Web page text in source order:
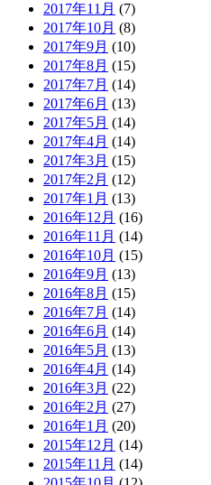
2017年11月 (7)
2017年10月 (8)
2017年9月 (10)
2017年8月 (15)
2017年7月 (14)
2017年6月 (13)
2017年5月 (14)
2017年4月 (14)
2017年3月 (15)
2017年2月 (12)
2017年1月 (13)
2016年12月 (16)
2016年11月 (14)
2016年10月 (15)
2016年9月 (13)
2016年8月 (15)
2016年7月 (14)
2016年6月 (14)
2016年5月 (13)
2016年4月 (14)
2016年3月 (22)
2016年2月 (27)
2016年1月 (20)
2015年12月 (14)
2015年11月 (14)